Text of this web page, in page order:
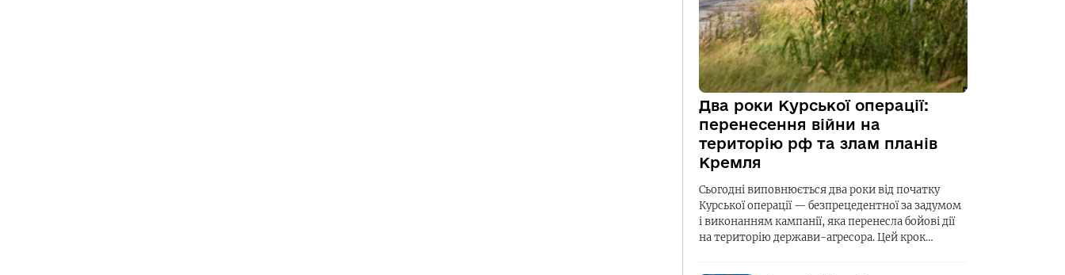
Два роки Курської операції:
перенесення війни на
територію рф та злам планів
Кремля
Сьогодні виповнюється два роки від початку
Курської операції — безпрецедентної за задумом
і виконанням кампанії, яка перенесла бойові дії
на територію держави-агресора. Цей крок…